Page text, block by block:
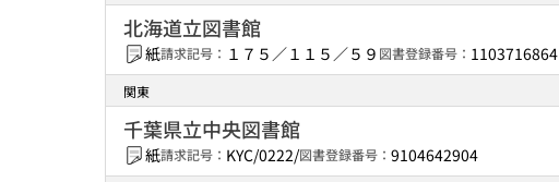
北海道立図書館
紙請求記号： １７５／１１５／５９ 図書登録番号： 1103716864
関東
千葉県立中央図書館
紙請求記号： KYC/0222/図書登録番号： 9104642904